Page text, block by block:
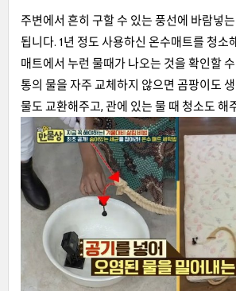
주변에서 흔히 구할 수 있는 풍선에 바람넣
됩니다. 1년 정도 사용하신 온수매트를 청소
매트에서 누런 물때가 나오는 것을 확인할
통의 물을 자주 교체하지 않으면 곰팡이도
물도 교환해주고, 관에 있는 물 때 청소도 해